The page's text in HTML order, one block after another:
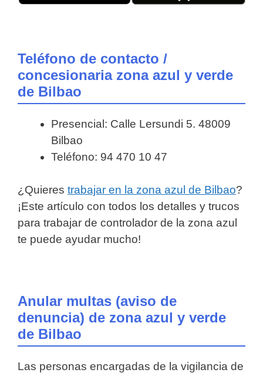
Teléfono de contacto /
concesionaria zona azul y verde
de Bilbao
Presencial: Calle Lersundi 5. 48009
Bilbao
Teléfono: 94 470 10 47
¿Quieres trabajar en la zona azul de Bilbao?
¡Este artículo con todos los detalles y trucos
para trabajar de controlador de la zona azul
te puede ayudar mucho!
Anular multas (aviso de
denuncia) de zona azul y verde
de Bilbao
Las personas encargadas de la vigilancia de